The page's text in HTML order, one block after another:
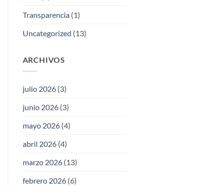
Transparencia(1)
Uncategorized (13)
ARCHIVOS
julio 2026(3)
junio 2026(3)
mayo 2026(4)
abril 2026(4)
marzo 2026(13)
febrero 2026(6)